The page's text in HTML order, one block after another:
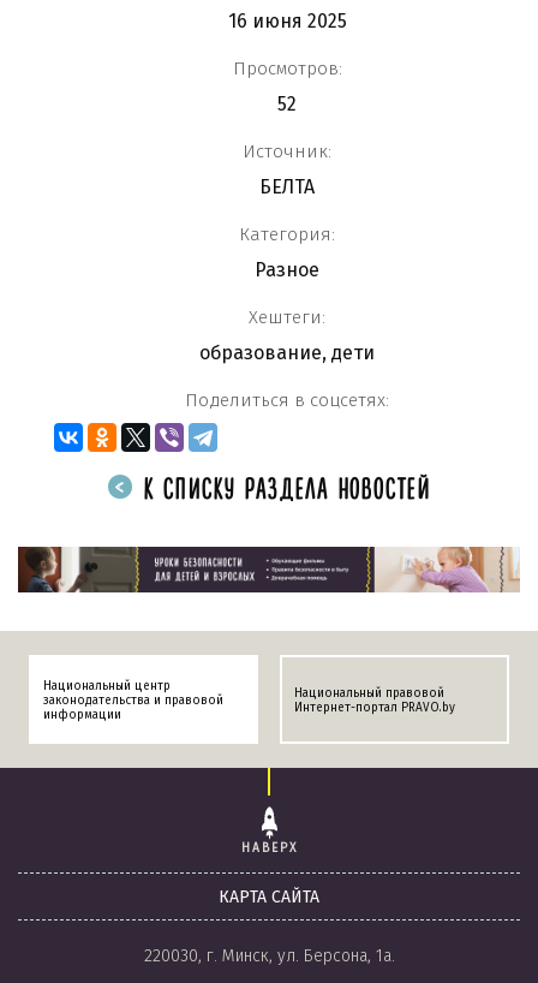
16 июня 2025
Просмотров:
52
Источник:
БЕЛТА
Категория:
Разное
Хештеги:
образование, дети
Поделиться в соцсетях:
К СПИСКУ РАЗДЕЛА НОВОСТЕЙ
Национальный центр
законодательства и правовой
информации
Национальный правовой
Интернет-портал PRAVO.by
НАВЕРХ
КАРТА САЙТА
220030, г. Минск, ул. Берсона, 1а.